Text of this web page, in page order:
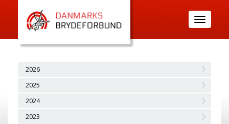
Toggle
navigation
2026
2025
2024
2023